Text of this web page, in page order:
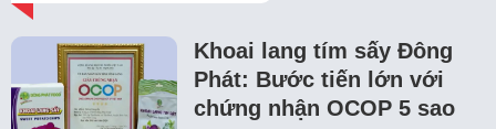
Khoai lang tím sấy Đông
Phát: Bước tiến lớn với
chứng nhận OCOP 5 sao